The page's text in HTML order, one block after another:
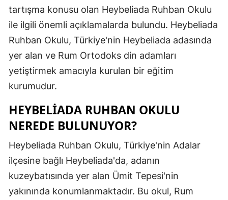
Edirne
Elazığ
Hatay
tartışma konusu olan Heybeliada Ruhban Okulu
ile ilgili önemli açıklamalarda bulundu. Heybeliada
Ruhban Okulu, Türkiye'nin Heybeliada adasında
yer alan ve Rum Ortodoks din adamları
yetiştirmek amacıyla kurulan bir eğitim
kurumudur.
HEYBELIADA RUHBAN OKULU
NEREDE BULUNUYOR?
Heybeliada Ruhban Okulu, Türkiye'nin Adalar
ilçesine bağlı Heybeliada'da, adanın
kuzeybatısında yer alan Ümit Tepesi'nin
yakınında konumlanmaktadır. Bu okul, Rum